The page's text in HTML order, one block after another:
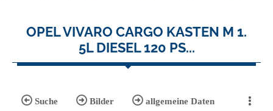
OPEL VIVARO CARGO KASTEN M 1.
5L DIESEL 120 PS...
Suche Bilder allgemeine Daten